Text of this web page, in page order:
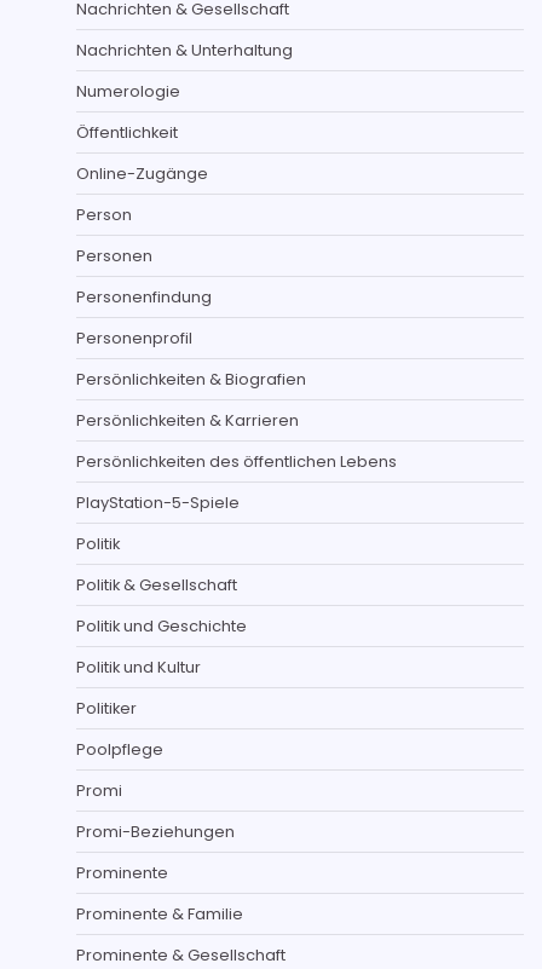
Nachrichten & Gesellschaft
Nachrichten & Unterhaltung
Numerologie
Öffentlichkeit
Online-Zugänge
Person
Personen
Personenfindung
Personenprofil
Persönlichkeiten & Biografien
Persönlichkeiten & Karrieren
Persönlichkeiten des öffentlichen Lebens
PlayStation-5-Spiele
Politik
Politik & Gesellschaft
Politik und Geschichte
Politik und Kultur
Politiker
Poolpflege
Promi
Promi-Beziehungen
Prominente
Prominente & Familie
Prominente & Gesellschaft